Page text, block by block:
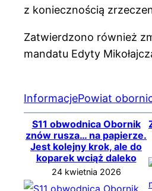
z koniecznością
Zatwierdzono również
mandatu Edyty
InformacjePowiat
S11 obwodnica Obornik
znów rusza… na papierze.
Jest kolejny krok, ale do
koparek wciąż daleko
24 kwietnia 2026